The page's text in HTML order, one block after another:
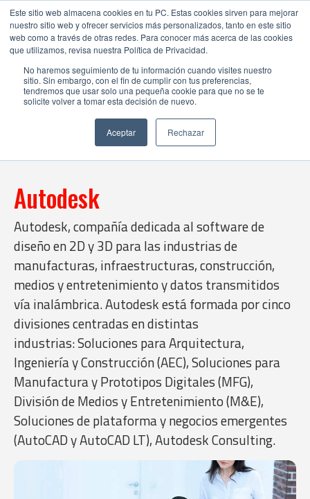
Este sitio web almacena cookies en tu PC. Estas cookies sirven para mejorar
nuestro sitio web y ofrecer servicios más personalizados, tanto en este sitio
web como a través de otras redes. Para conocer más acerca de las cookies
que utilizamos, revisa nuestra Política de Privacidad.
No haremos seguimiento de tu información cuando visites nuestro
sitio. Sin embargo, con el fin de cumplir con tus preferencias,
tendremos que usar solo una pequeña cookie para que no se te
solicite volver a tomar esta decisión de nuevo.
Aceptar Rechazar
Autodesk
Autodesk, compañía dedicada al software de
diseño en 2D y 3D para las industrias de
manufacturas, infraestructuras, construcción,
medios y entretenimiento y datos transmitidos
vía inalámbrica. Autodesk está formada por cinco
divisiones centradas en distintas
industrias: Soluciones para Arquitectura,
Ingeniería y Construcción (AEC), Soluciones para
Manufactura y Prototipos Digitales (MFG),
División de Medios y Entretenimiento (M&E),
Soluciones de plataforma y negocios emergentes
(AutoCAD y AutoCAD LT), Autodesk Consulting.